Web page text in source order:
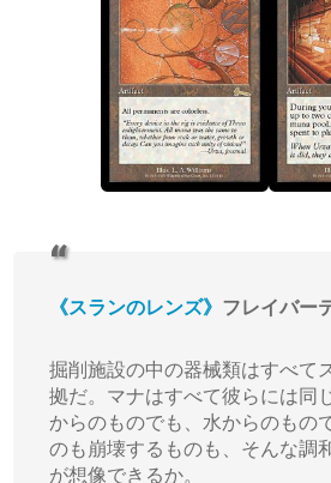
《スランのレンズ》 フレイバー
掘削施設の中の器械類はすべて
拠だ。マナはすべて彼らには同
からのものでも、水からのもの
のも崩壊するものも、そんな調
が想像できるか。